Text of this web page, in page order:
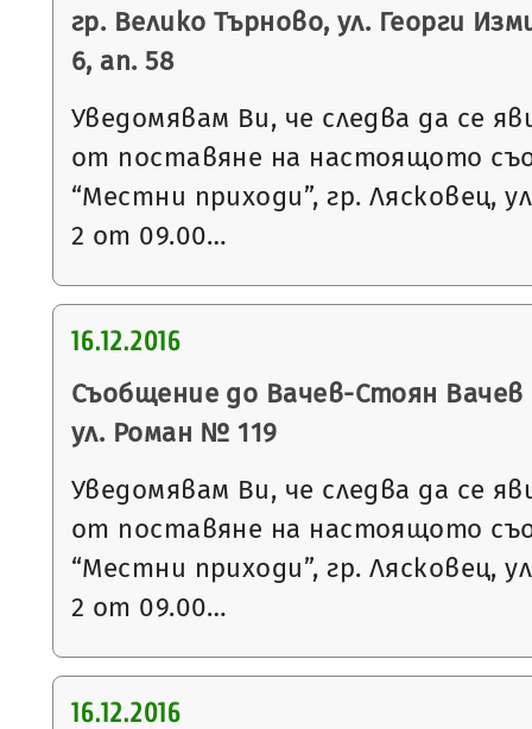
гр. Велико Търново, ул. Георги
6, ап. 58
Уведомявам Ви, че следва да се
от поставяне на настоящото
“Местни приходи”, гр. Лясковец,
2 от 09.00…
16.12.2016
Съобщение до Вачев-Стоян Вачев
ул. Роман № 119
Уведомявам Ви, че следва да се
от поставяне на настоящото
“Местни приходи”, гр. Лясковец,
2 от 09.00…
16.12.2016